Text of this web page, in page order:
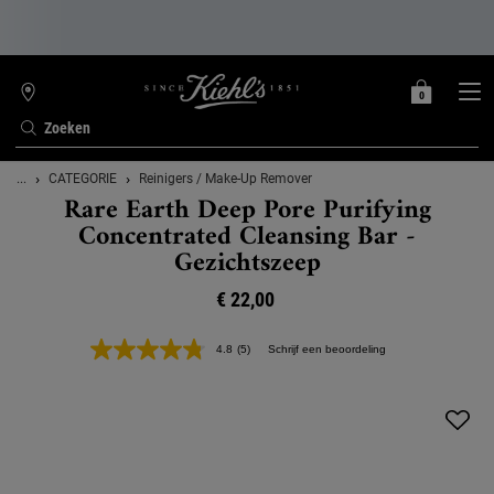
Zoeken
WINKELZOEKER
MIJN
0
0 PRODUCT
Hoofdinhoud
... CATEGORIE Reinigers / Make-Up Remover
Rare Earth Deep Pore Purifying
Concentrated Cleansing Bar -
Gezichtszeep
€ 22,00
4.8 Lees
(5) Schrijf een beoordeling